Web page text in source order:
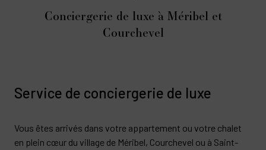
Conciergerie de luxe à Méribel et
Courchevel
Service de conciergerie de luxe
Vous êtes arrivés dans votre appartement ou votre chalet
en plein cœur du village de Méribel, Courchevel ou à Saint-